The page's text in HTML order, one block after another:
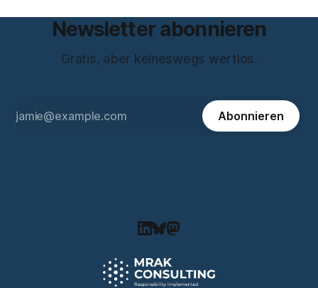
Newsletter abonnieren
Gratis, aber keineswegs wertlos.
Abonnieren